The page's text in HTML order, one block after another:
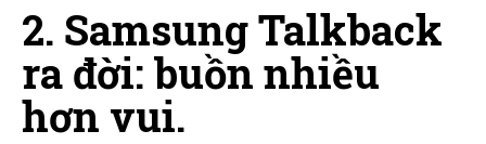
2. Samsung Talkback
ra đời: buồn nhiều
hơn vui.